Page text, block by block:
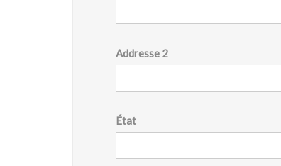
Addresse 2
État